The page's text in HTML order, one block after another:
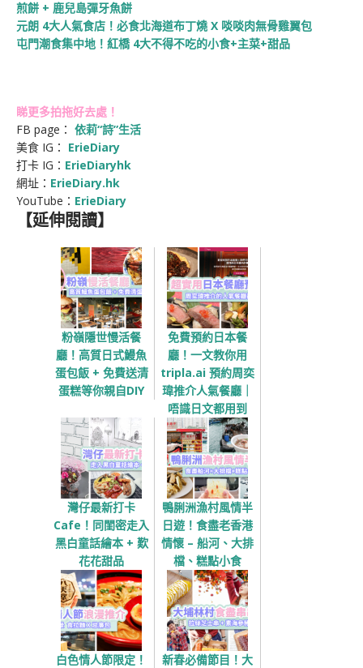
煎餅 + 鹿兒島彈牙魚餅
元朗 4大人氣食店！必食北海道布丁燒 X 啖啖肉無骨雞翼包
屯門潮食集中地！紅橋 4大不得不吃的小食+主菜+甜品
睇更多拍拖好去處！
FB page： 依莉“詩”生活
美食 IG： ErieDiary
打卡 IG： ErieDiaryhk
網址： ErieDiary.hk
YouTube： ErieDiary
【延伸閱讀】
粉嶺隱世慢活餐
廳！高質日式鰻魚
蛋包飯 + 免費送清
蛋糕等你親自DIY
免費預約日本餐
廳！一文教你用
tripla.ai 預約周奕
瑋推介人氣餐廳｜
唔識日文都用到
灣仔最新打卡
Cafe！同閨密走入
黑白童話繪本 + 歎
花花甜品
鴨脷洲漁村風情半
日遊！食盡老香港
情懷 – 船河、大排
檔、糕點小食
白色情人節限定！
新春必備節目！大